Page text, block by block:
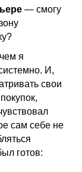
— смогу
я
И,
свои
сам себе не
готов: